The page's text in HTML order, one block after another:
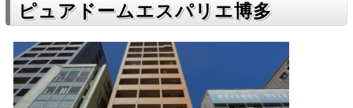
ピュアドームエスパリエ博多